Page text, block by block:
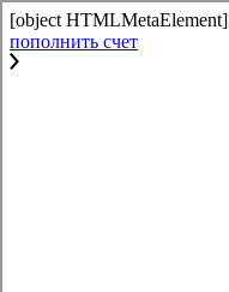
[object HTMLMetaElement]
пополнить счет